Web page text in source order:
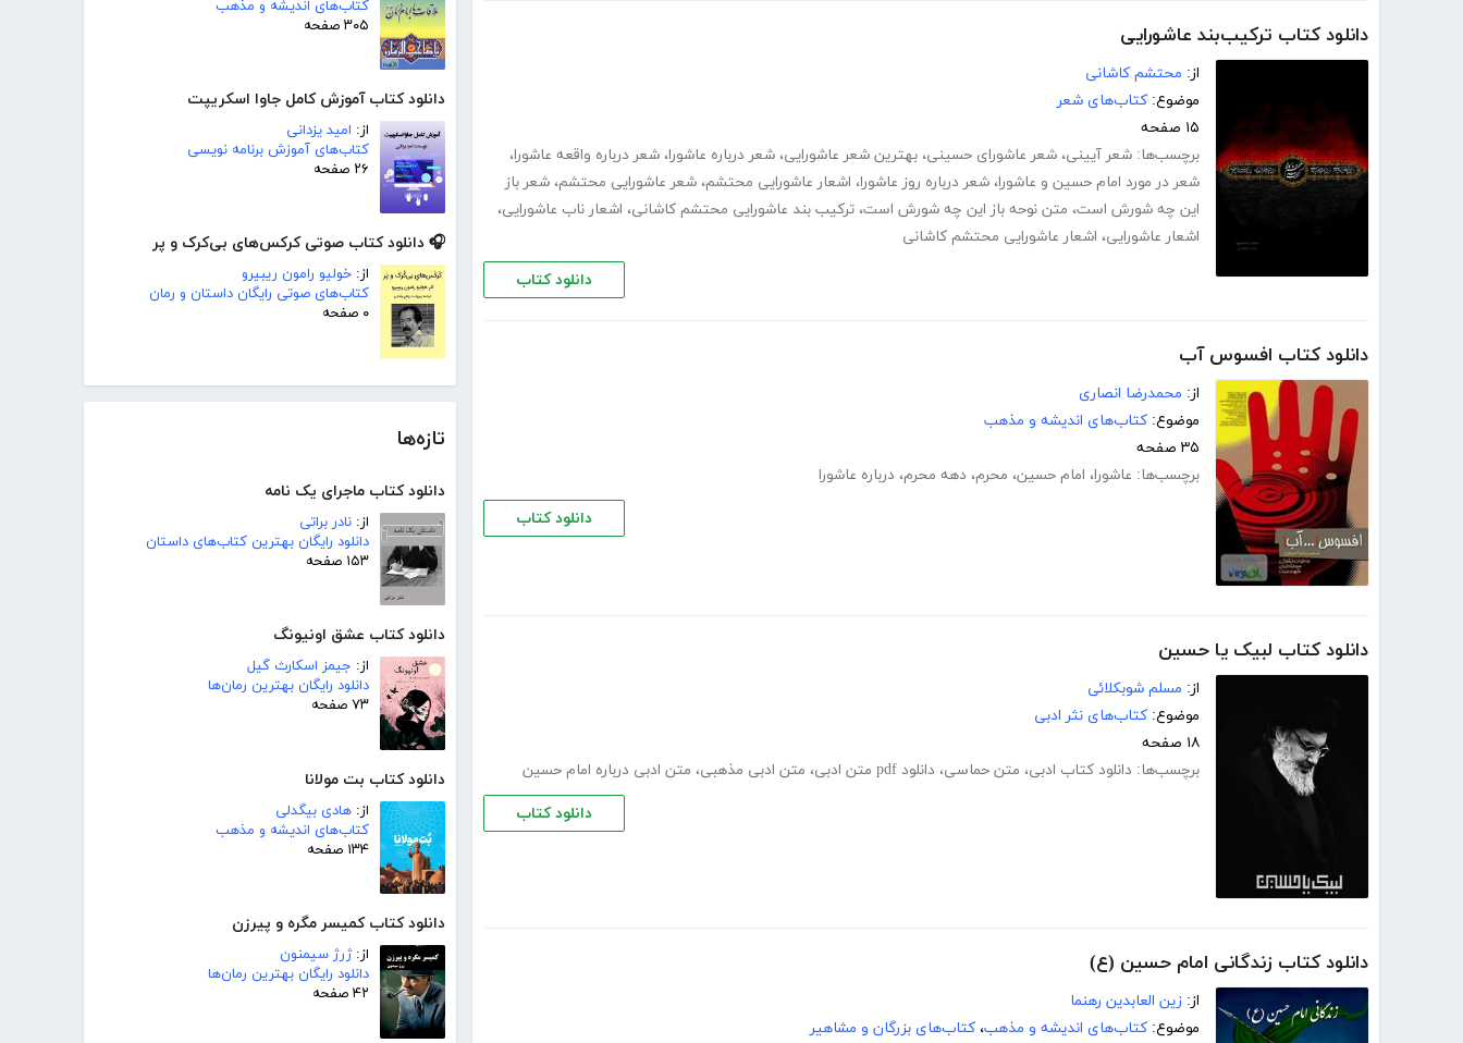
کتاب‌های اندیشه و مذهب
۳۰۵ صفحه
دانلود کتاب آموزش کامل جاوا اسکریپت
از: امید یزدانی
کتاب‌های آموزش برنامه نویسی
۲۶ صفحه
🎧 دانلود کتاب صوتی کرکس‌های بی‌کرک و پر
از: خولیو رامون ریبیرو
کتاب‌های صوتی رایگان داستان و رمان
۰ صفحه
تازه‌ها
دانلود کتاب ماجرای یک نامه
از: نادر براتی
دانلود رایگان بهترین کتاب‌های داستان
۱۵۳ صفحه
دانلود کتاب عشق اونیونگ
از: جیمز اسکارث گیل
دانلود رایگان بهترین رمان‌ها
۷۳ صفحه
دانلود کتاب بت مولانا
از: هادی بیگدلی
کتاب‌های اندیشه و مذهب
۱۳۴ صفحه
دانلود کتاب کمیسر مگره و پیرزن
از:ژرژ سیمنون
دانلود رایگان بهترین رمان‌ها
۴۲ صفحه
دانلود کتاب ترکیب‌بند عاشورایی
از: محتشم کاشانی
موضوع: کتاب‌های شعر
۱۵ صفحه
برچسب‌ها: شعر آیینی، شعر عاشورای حسینی، بهترین شعر عاشورایی، شعر درباره عاشورا، شعر درباره واقعه عاشورا،
شعر در مورد امام حسین و عاشورا، شعر درباره روز عاشورا، اشعار عاشورایی محتشم، شعر عاشورایی محتشم، شعر باز
این چه شورش است، متن نوحه باز این چه شورش است، ترکیب بند عاشورایی محتشم کاشانی، اشعار ناب عاشورایی،
اشعار عاشورایی، اشعار عاشورایی محتشم کاشانی
دانلود کتاب
دانلود کتاب افسوس آب
از: محمدرضا انصاری
موضوع: کتاب‌های اندیشه و مذهب
۳۵ صفحه
برچسب‌ها: عاشورا، امام حسین، محرم، دهه محرم، درباره عاشورا
دانلود کتاب
دانلود کتاب لبیک یا حسین
از: مسلم شوبکلائی
موضوع: کتاب‌های نثر ادبی
۱۸ صفحه
برچسب‌ها: دانلود کتاب ادبی، متن حماسی، دانلود pdf متن ادبی ، متن ادبی مذهبی، متن ادبی درباره امام حسین
دانلود کتاب
دانلود کتاب زندگانی امام حسین (ع)
از: زین العابدین رهنما
موضوع: کتاب‌های اندیشه و مذهب، کتاب‌های بزرگان و مشاهیر